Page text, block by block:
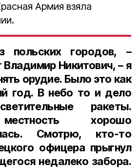
Армия взяла
польских городов, –
Владимир Никитович, – я
орудие. Было это как
год. В небо то и дело
ракеты.
хорошо
Смотрю, кто‑то
офицера прыгнул
недалеко забора.